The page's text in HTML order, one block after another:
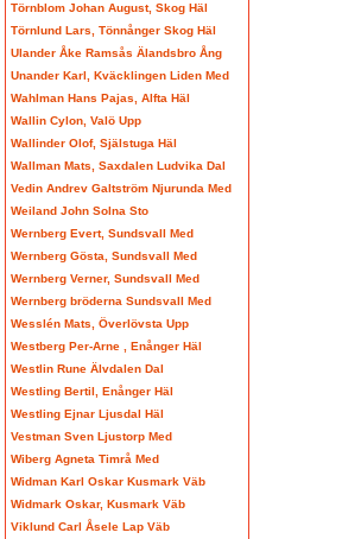
Törnblom Johan August, Skog Häl
Törnlund Lars, Tönnånger Skog Häl
Ulander Åke Ramsås Älandsbro Ång
Unander Karl, Kväcklingen Liden Med
Wahlman Hans Pajas, Alfta Häl
Wallin Cylon, Valö Upp
Wallinder Olof, Själstuga Häl
Wallman Mats, Saxdalen Ludvika Dal
Vedin Andrev Galtström Njurunda Med
Weiland John Solna Sto
Wernberg Evert, Sundsvall Med
Wernberg Gösta, Sundsvall Med
Wernberg Verner, Sundsvall Med
Wernberg bröderna Sundsvall Med
Wesslén Mats, Överlövsta Upp
Westberg Per-Arne , Enånger Häl
Westlin Rune Älvdalen Dal
Westling Bertil, Enånger Häl
Westling Ejnar Ljusdal Häl
Vestman Sven Ljustorp Med
Wiberg Agneta Timrå Med
Widman Karl Oskar Kusmark Väb
Widmark Oskar, Kusmark Väb
Viklund Carl Åsele Lap Väb